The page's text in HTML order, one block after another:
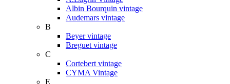
Albin Bourquin vintage
Audemars vintage
B
Beyer vintage
Breguet vintage
C
Cortebert vintage
CYMA Vintage
E